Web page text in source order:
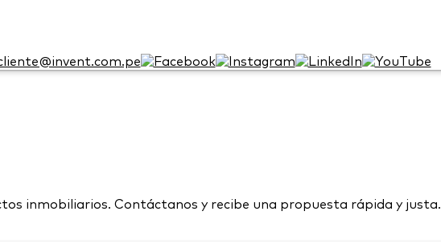
inmobiliarios. Contáctanos y recibe una propuesta rápida y justa.